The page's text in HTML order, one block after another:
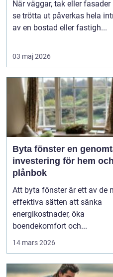
När väggar, tak eller fasader
se trötta ut påverkas hela
av en bostad eller fastigh...
03 maj 2026
Byta fönster en genomtänkt
investering för hem
plånbok
Att byta fönster är ett av de
effektiva sätten att sänka
energikostnader, öka
boendekomfort och...
14 mars 2026